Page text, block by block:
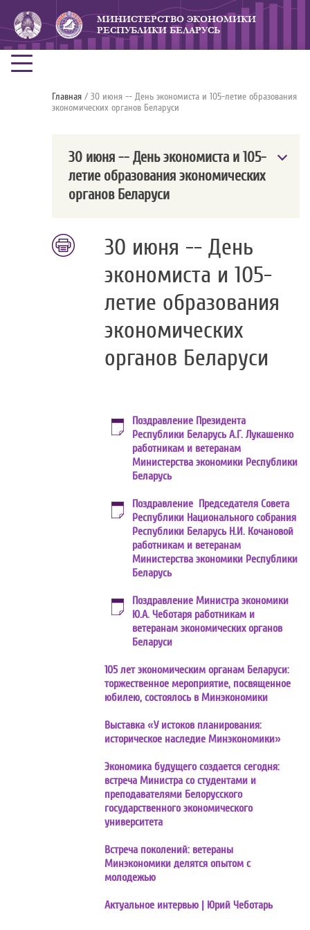
МИНИСТЕРСТВО ЭКОНОМИКИ
РЕСПУБЛИКИ БЕЛАРУСЬ
Главная / 30 июня -- День экономиста и 105-летие образования
экономических органов Беларуси
30 июня -- День экономиста и 105-
летие образования экономических
органов Беларуси
30 июня -- День
экономиста и 105-
летие образования
экономических
органов Беларуси
Поздравление Президента
Республики Беларусь А.Г. Лукашенко
работникам и ветеранам
Министерства экономики Республики
Беларусь
Поздравление Председателя Совета
Республики Национального собрания
Республики Беларусь Н.И. Кочановой
работникам и ветеранам
Министерства экономики Республики
Беларусь
Поздравление Министра экономики
Ю.А. Чеботаря работникам и
ветеранам экономических органов
Беларуси
105 лет экономическим органам Беларуси:
торжественное мероприятие, посвященное
юбилею, состоялось в Минэкономики
Выставка «У истоков планирования:
историческое наследие Минэкономики»
Экономика будущего создается сегодня:
встреча Министра со студентами и
преподавателями Белорусского
государственного экономического
университета
Встреча поколений: ветераны
Минэкономики делятся опытом с
молодежью
Актуальное интервью | Юрий Чеботарь